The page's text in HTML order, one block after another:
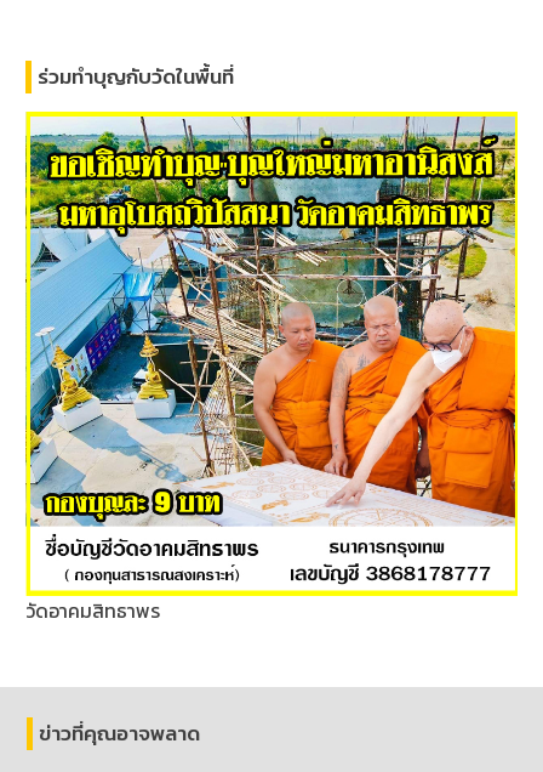
ร่วมทำบุญกับวัดในพื้นที่
วัดอาคมสิทธาพร
ข่าวที่คุณอาจพลาด